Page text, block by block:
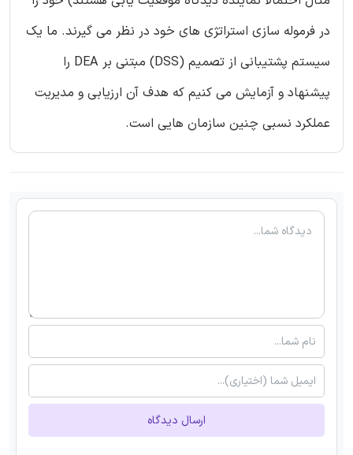
در فرموله سازی استراتژی های خود در نظر می گیرند. ما یک
سیستم پشتیبانی از تصمیم (DSS) مبتنی بر DEA را
پیشنهاد و آزمایش می کنیم که هدف آن ارزیابی و مدیریت
عملکرد نسبی چنین سازمان هایی است.
ارسال دیدگاه